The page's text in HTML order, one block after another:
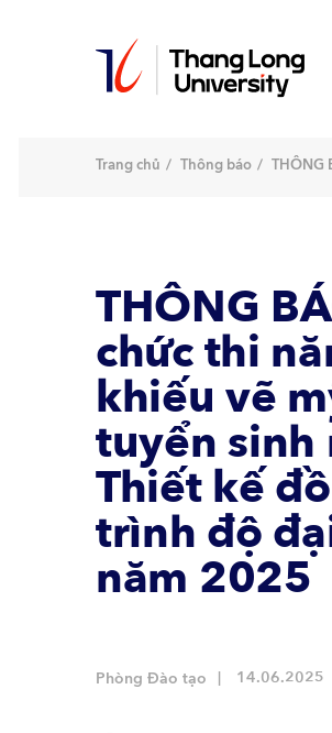
Trang chủ Thông báo THÔNG
THÔNG
chức thi
khiếu vẽ
tuyển sinh
Thiết kế
trình độ
năm 2025
Phòng Đào tạo 14.06.2025